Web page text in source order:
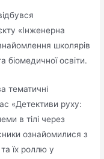
«Інженерна
школярів
біомедичної освіти.
тематичні
«Детективи руху:
в тілі через
ознайомилися з
їх роллю у